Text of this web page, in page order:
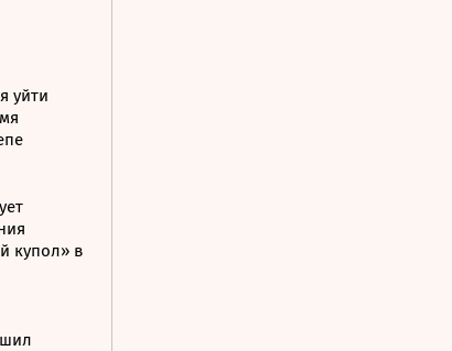
уйти
купол» в